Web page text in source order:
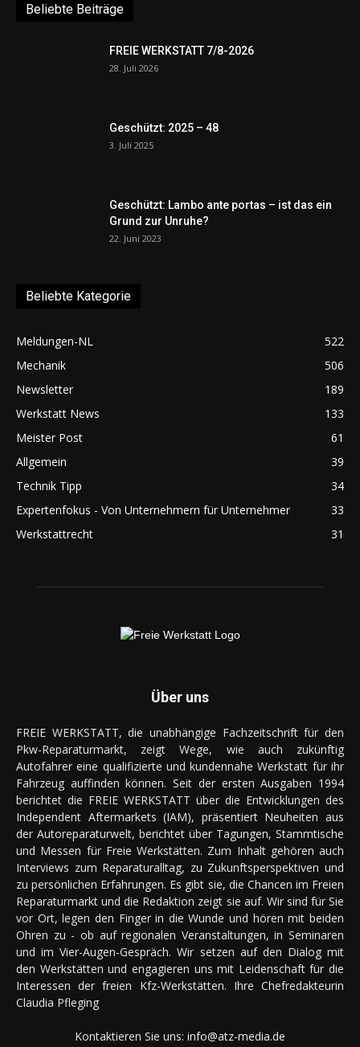
Beliebte Beiträge
FREIE WERKSTATT 7/8-2026
28. Juli 2026
Geschützt: 2025 – 48
3. Juli 2025
Geschützt: Lambo ante portas – ist das ein
Grund zur Unruhe?
22. Juni 2023
Beliebte Kategorie
Meldungen-NL
522
Mechanik
506
Newsletter
189
Werkstatt News
133
Meister Post
61
Allgemein
39
Technik Tipp
34
Expertenfokus - Von Unternehmern für Unternehmer
33
Werkstattrecht
31
Über uns
FREIE WERKSTATT, die unabhängige Fachzeitschrift für den
Pkw-Reparaturmarkt, zeigt Wege, wie auch zukünftig
Autofahrer eine qualifizierte und kundennahe Werkstatt für ihr
Fahrzeug auffinden können. Seit der ersten Ausgaben 1994
berichtet die FREIE WERKSTATT über die Entwicklungen des
Independent Aftermarkets (IAM), präsentiert Neuheiten aus
der Autoreparaturwelt, berichtet über Tagungen, Stammtische
und Messen für Freie Werkstätten. Zum Inhalt gehören auch
Interviews zum Reparaturalltag, zu Zukunftsperspektiven und
zu persönlichen Erfahrungen. Es gibt sie, die Chancen im Freien
Reparaturmarkt und die Redaktion zeigt sie auf. Wir sind für Sie
vor Ort, legen den Finger in die Wunde und hören mit beiden
Ohren zu - ob auf regionalen Veranstaltungen, in Seminaren
und im Vier-Augen-Gespräch. Wir setzen auf den Dialog mit
den Werkstätten und engagieren uns mit Leidenschaft für die
Interessen der freien Kfz-Werkstätten. Ihre Chefredakteurin
Claudia Pfleging
Kontaktieren Sie uns: info@atz-media.de